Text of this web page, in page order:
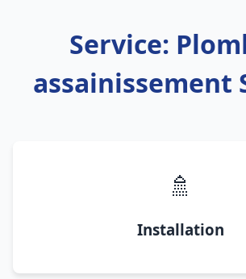
Service:
assainissement
🚿
Installation